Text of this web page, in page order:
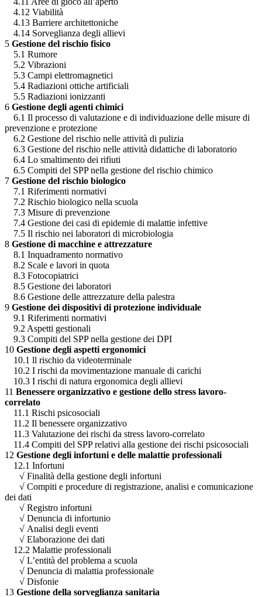
4.12 Viabilità
4.13 Barriere architettoniche
4.14 Sorveglianza degli allievi
5 Gestione del rischio fisico
5.1 Rumore
5.2 Vibrazioni
5.3 Campi elettromagnetici
5.4 Radiazioni ottiche artificiali
5.5 Radiazioni ionizzanti
6 Gestione degli agenti chimici
6.1 Il processo di valutazione e di individuazione delle misure di
prevenzione e protezione
6.2 Gestione del rischio nelle attività di pulizia
6.3 Gestione del rischio nelle attività didattiche di laboratorio
6.4 Lo smaltimento dei rifiuti
6.5 Compiti del SPP nella gestione del rischio chimico
7 Gestione del rischio biologico
7.1 Riferimenti normativi
7.2 Rischio biologico nella scuola
7.3 Misure di prevenzione
7.4 Gestione dei casi di epidemie di malattie infettive
7.5 Il rischio nei laboratori di microbiologia
8 Gestione di macchine e attrezzature
8.1 Inquadramento normativo
8.2 Scale e lavori in quota
8.3 Fotocopiatrici
8.5 Gestione dei laboratori
8.6 Gestione delle attrezzature della palestra
9 Gestione dei dispositivi di protezione individuale
9.1 Riferimenti normativi
9.2 Aspetti gestionali
9.3 Compiti del SPP nella gestione dei DPI
10 Gestione degli aspetti ergonomici
10.1 ll rischio da videoterminale
10.2 I rischi da movimentazione manuale di carichi
10.3 I rischi di natura ergonomica degli allievi
11 Benessere organizzativo e gestione dello stress lavoro-
correlato
11.1 Rischi psicosociali
11.2 Il benessere organizzativo
11.3 Valutazione dei rischi da stress lavoro-correlato
11.4 Compiti del SPP relativi alla gestione dei rischi psicosociali
12 Gestione degli infortuni e delle malattie professionali
12.1 Infortuni
√ Finalità della gestione degli infortuni
√ Compiti e procedure di registrazione, analisi e comunicazione
dei dati
√ Registro infortuni
√ Denuncia di infortunio
√ Analisi degli eventi
√ Elaborazione dei dati
12.2 Malattie professionali
√ L’entità del problema a scuola
√ Denuncia di malattia professionale
√ Disfonie
13 Gestione della sorveglianza sanitaria